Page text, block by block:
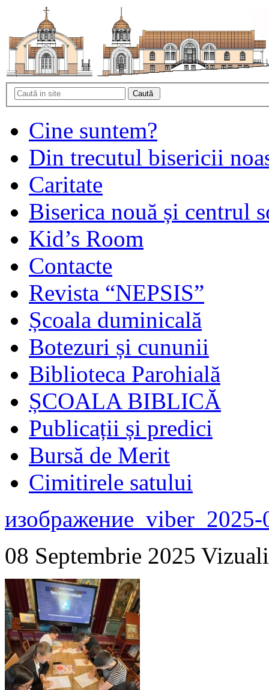
Cine suntem?
Din trecutul bisericii
Caritate
Biserica nouă și centrul
Kid’s Room
Contacte
Revista “NEPSIS”
Școala duminicală
Botezuri și cununii
Biblioteca Parohială
ȘCOALA BIBLICĂ
Publicații și predici
Bursă de Merit
Cimitirele satului
08 Septembrie 2025